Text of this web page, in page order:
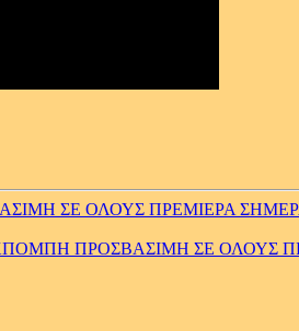
ΣΕ ΟΛΟΥΣ ΠΡΕΜΙΕΡΑ
ΠΡΟΣΒΑΣΙΜΗ ΣΕ ΟΛΟΥΣ